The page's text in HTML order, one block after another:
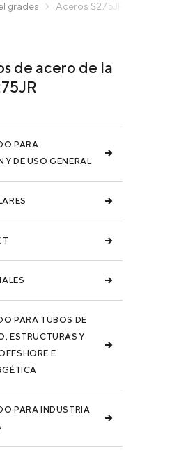
grades Aceros S275JR
de acero de la
PARA
DE USO GENERAL
T
PARA TUBOS DE
ESTRUCTURAS Y
E
PARA INDUSTRIA